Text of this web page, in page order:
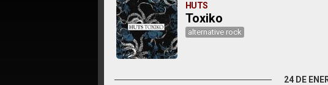
HUTS
Toxiko
alternative rock
24 DE